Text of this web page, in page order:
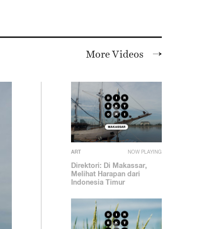
More Videos
ART NOW PLAYING
Direktori: Di Makassar,
Melihat Harapan dari
Indonesia Timur